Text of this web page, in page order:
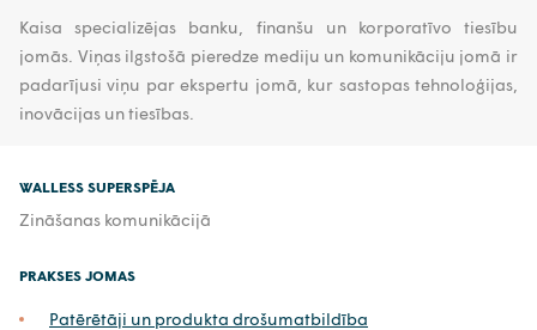
Kaisa specializējas banku, finanšu un korporatīvo tiesību
jomās. Viņas ilgstošā pieredze mediju un komunikāciju jomā ir
padarījusi viņu par ekspertu jomā, kur sastopas tehnoloģijas,
inovācijas un tiesības.
WALLESS SUPERSPĒJA
Zināšanas komunikācijā
PRAKSES JOMAS
Patērētāji un produkta drošumatbildība